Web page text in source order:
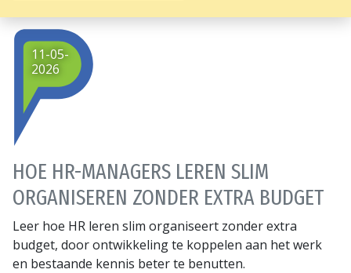
HOE HR-MANAGERS LEREN SLIM
ORGANISEREN ZONDER EXTRA BUDGET
11-05-
2026
Leer hoe HR leren slim organiseert zonder extra
budget, door ontwikkeling te koppelen aan het werk
en bestaande kennis beter te benutten.